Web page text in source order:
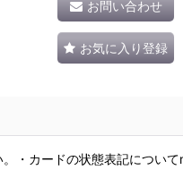
お問い合わせ
お気に入り登録
・カードの状態表記につい